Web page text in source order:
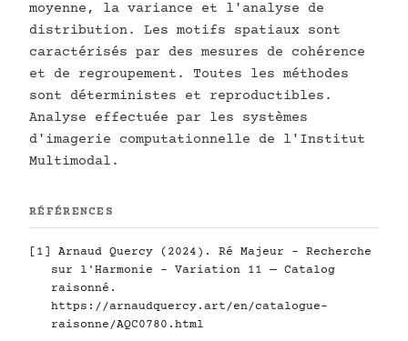
moyenne, la variance et l'analyse de
distribution. Les motifs spatiaux sont
caractérisés par des mesures de cohérence
et de regroupement. Toutes les méthodes
sont déterministes et reproductibles.
Analyse effectuée par les systèmes
d'imagerie computationnelle de l'Institut
Multimodal.
RÉFÉRENCES
[1] Arnaud Quercy (2024). Ré Majeur - Recherche
sur l'Harmonie - Variation 11 — Catalog
raisonné.
https://arnaudquercy.art/en/catalogue-
raisonne/AQC0780.html